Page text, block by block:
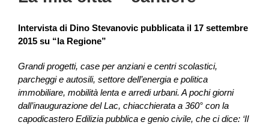
Intervista di Dino Stevanovic pubblicata il 17 settembre
2015 su “la Regione”
Grandi progetti, case per anziani e centri scolastici,
parcheggi e autosili, settore dell’energia e politica
immobiliare, mobilità lenta e arredi urbani. A pochi giorni
dall’inaugurazione del Lac, chiacchierata a 360° con la
capodicastero Edilizia pubblica e genio civile, che ci dice: ‘Il